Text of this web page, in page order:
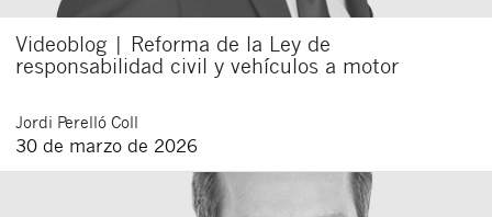
Videoblog | Reforma de la Ley de
responsabilidad civil y vehículos a motor
Jordi Perelló Coll
30 de marzo de 2026